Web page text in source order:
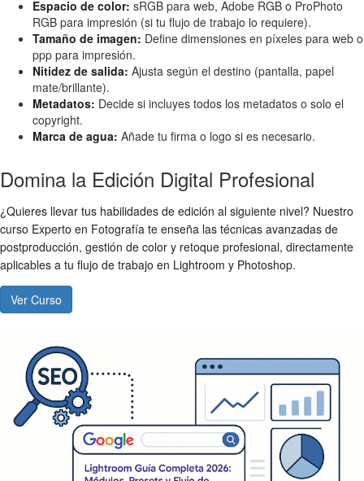
Espacio de color: sRGB para web, Adobe RGB o ProPhoto
RGB para impresión (si tu flujo de trabajo lo requiere).
Tamaño de imagen: Define dimensiones en píxeles para web o
ppp para impresión.
Nitidez de salida: Ajusta según el destino (pantalla, papel
mate/brillante).
Metadatos: Decide si incluyes todos los metadatos o solo el
copyright.
Marca de agua: Añade tu firma o logo si es necesario.
Domina la Edición Digital Profesional
¿Quieres llevar tus habilidades de edición al siguiente nivel? Nuestro
curso Experto en Fotografía te enseña las técnicas avanzadas de
postproducción, gestión de color y retoque profesional, directamente
aplicables a tu flujo de trabajo en Lightroom y Photoshop.
Ver Curso